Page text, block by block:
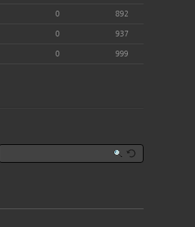
0 892
0 937
0 999